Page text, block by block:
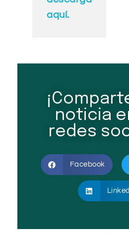
aquí.
noticia
redes
Facebook